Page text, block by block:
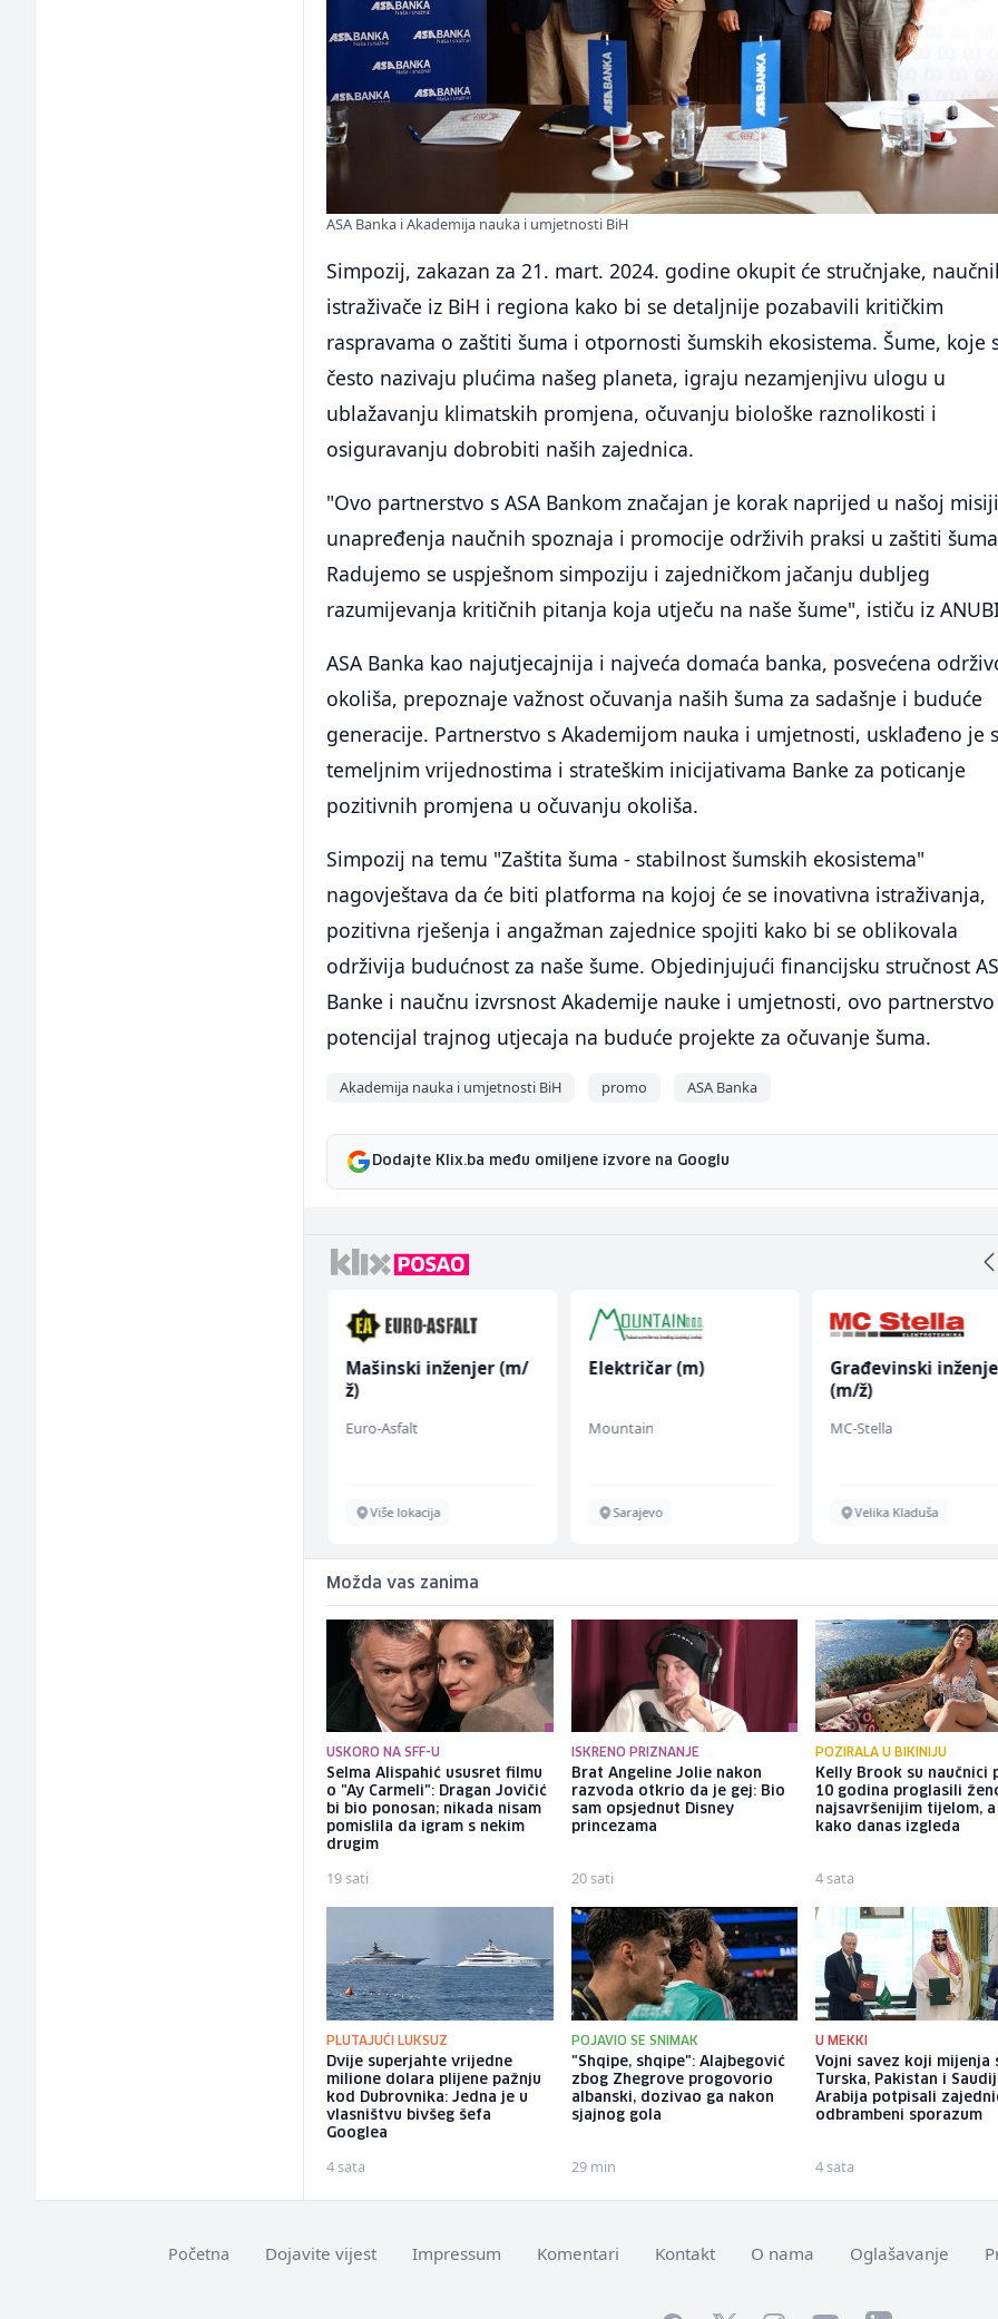
ASA Banka i Akademija nauka i umjetnosti BiH
Simpozij, zakazan za 21. mart. 2024. godine okupit će stručnjake,
istraživače iz BiH i regiona kako bi se detaljnije pozabavili kritičkim
raspravama o zaštiti šuma i otpornosti šumskih ekosistema. Šume, koje
često nazivaju plućima našeg planeta, igraju nezamjenjivu ulogu u
ublažavanju klimatskih promjena, očuvanju biološke raznolikosti i
osiguravanju dobrobiti naših zajednica.
"Ovo partnerstvo s ASA Bankom značajan je korak naprijed u našoj
unapređenja naučnih spoznaja i promocije održivih praksi u zaštiti
Radujemo se uspješnom simpoziju i zajedničkom jačanju dubljeg
razumijevanja kritičnih pitanja koja utječu na naše šume", ističu iz
ASA Banka kao najutjecajnija i najveća domaća banka, posvećena
okoliša, prepoznaje važnost očuvanja naših šuma za sadašnje i buduće
generacije. Partnerstvo s Akademijom nauka i umjetnosti, usklađeno je
temeljnim vrijednostima i strateškim inicijativama Banke za poticanje
pozitivnih promjena u očuvanju okoliša.
Simpozij na temu "Zaštita šuma - stabilnost šumskih ekosistema"
nagovještava da će biti platforma na kojoj će se inovativna istraživanja,
pozitivna rješenja i angažman zajednice spojiti kako bi se oblikovala
održivija budućnost za naše šume. Objedinjujući financijsku stručnost
Banke i naučnu izvrsnost Akademije nauke i umjetnosti, ovo
potencijal trajnog utjecaja na buduće projekte za očuvanje šuma.
Akademija nauka i umjetnosti BiH promo ASA Banka
Dodajte Klix.ba među omiljene izvore na Googlu
Mašinski inženjer (m/
ž)
Euro-Asfalt
Više lokacija
Električar (m)
Mountain
Sarajevo
Građevinski
(m/ž)
MC-Stella
Velika Kladuša
Možda vas zanima
USKORO NA SFF-U
Selma Alispahić ususret filmu
o "Ay Carmeli": Dragan Jovičić
bi bio ponosan; nikada nisam
pomislila da igram s nekim
drugim
19 sati
ISKRENO PRIZNANJE
Brat Angeline Jolie nakon
razvoda otkrio da je gej: Bio
sam opsjednut Disney
princezama
20 sati
POZIRALA U BIKINIJU
Kelly Brook su naučnici
10 godina proglasili
najsavršenijim tijelom,
kako danas izgleda
4 sata
PLUTAJUĆI LUKSUZ
Dvije superjahte vrijedne
milione dolara plijene pažnju
kod Dubrovnika: Jedna je u
vlasništvu bivšeg šefa
Googlea
4 sata
POJAVIO SE SNIMAK
"Shqipe, shqipe": Alajbegović
zbog Zhegrove progovorio
albanski, dozivao ga nakon
sjajnog gola
29 min
U MEKKI
Vojni savez koji mijenja
Turska, Pakistan i
Arabija potpisali
odbrambeni sporazum
4 sata
Početna Dojavite vijest Impressum Komentari Kontakt O nama Oglašavanje